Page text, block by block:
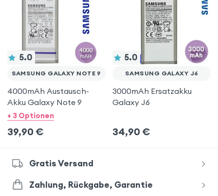
5.0
SAMSUNG GALAXY NOTE 9
4000mAh Austausch-
Akku Galaxy Note 9
+ 3 Optionen
39,90 €
5.0
SAMSUNG GALAXY J6
3000mAh Ersatzakku
Galaxy J6
34,90 €
Gratis Versand
Zahlung, Rückgabe, Garantie